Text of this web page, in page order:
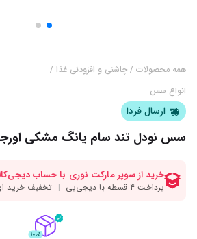
همه محصولات / چاشنی و افزودنی غذا /
انواع سس
ارسال فردا
سس نودل تند سام یانگ مشکی